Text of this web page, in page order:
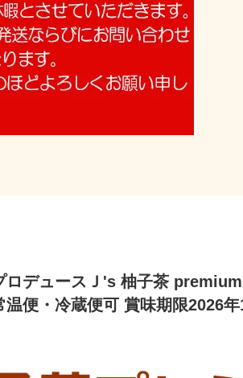
ロデュースＪ's 柚子茶
便・冷蔵便可 賞味期限2026年